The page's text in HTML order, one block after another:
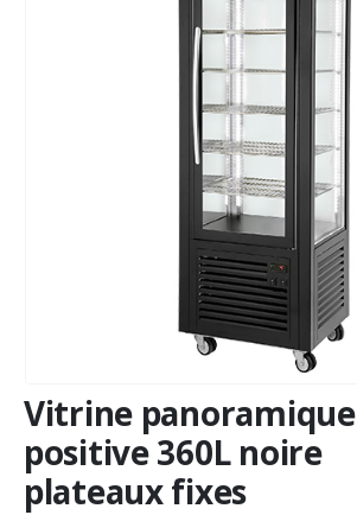
Vitrine panoramique
positive 360L noire
plateaux fixes